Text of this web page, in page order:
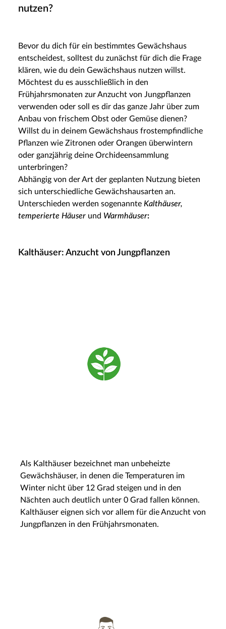
nutzen?
Bevor du dich für ein bestimmtes Gewächshaus
entscheidest, solltest du zunächst für dich die Frage
klären, wie du dein Gewächshaus nutzen willst.
Möchtest du es ausschließlich in den
Frühjahrsmonaten zur Anzucht von Jungpflanzen
verwenden oder soll es dir das ganze Jahr über zum
Anbau von frischem Obst oder Gemüse dienen?
Willst du in deinem Gewächshaus frostempfindliche
Pflanzen wie Zitronen oder Orangen überwintern
oder ganzjährig deine Orchideensammlung
unterbringen?
Abhängig von der Art der geplanten Nutzung bieten
sich unterschiedliche Gewächshausarten an.
Unterschieden werden sogenannte Kalthäuser,
temperierte Häuser und Warmhäuser:
Kalthäuser: Anzucht von Jungpflanzen
Als Kalthäuser bezeichnet man unbeheizte
Gewächshäuser, in denen die Temperaturen im
Winter nicht über 12 Grad steigen und in den
Nächten auch deutlich unter 0 Grad fallen können.
Kalthäuser eignen sich vor allem für die Anzucht von
Jungpflanzen in den Frühjahrsmonaten.